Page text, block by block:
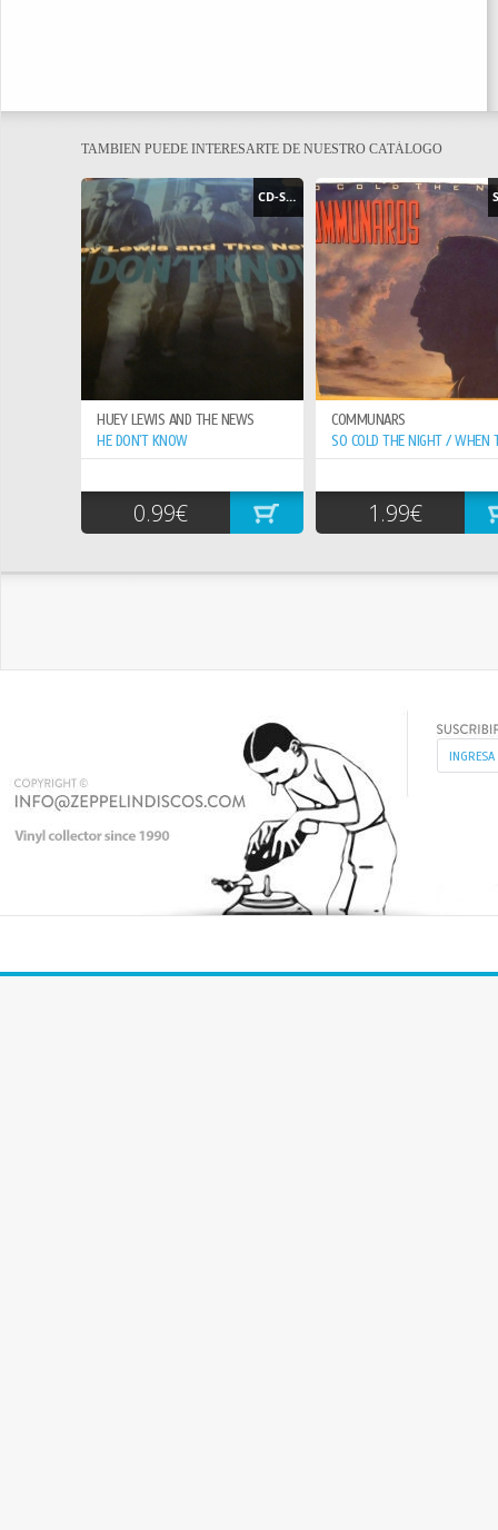
TAMBIEN PUEDE INTERESARTE DE NUESTRO CATÁLOGO
CD-SINGLE
HUEY LEWIS AND THE NEWS
HE DON`T KNOW
0.99€
COMMUNARS
1.99€